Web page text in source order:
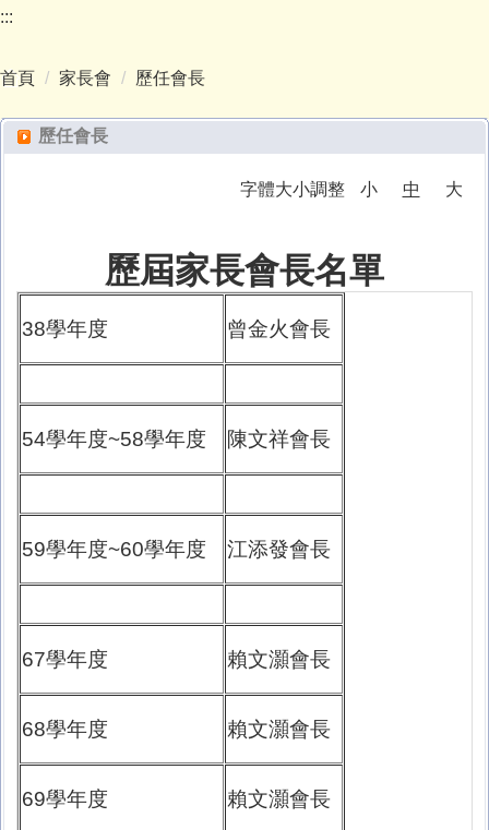
:::
首頁 家長會 歷任會長
歷任會長
字體大小調整 小 中 大
歷屆家長會長名單
38學年度 曾金火會長
54學年度~58學年度 陳文祥會長
59學年度~60學年度 江添發會長
67學年度 賴文灝會長
68學年度 賴文灝會長
69學年度 賴文灝會長